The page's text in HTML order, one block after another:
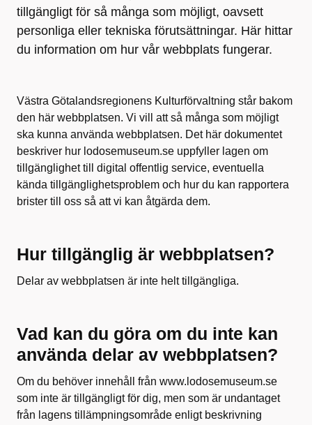
tillgängligt för så många som möjligt, oavsett
personliga eller tekniska förutsättningar. Här hittar
du information om hur vår webbplats fungerar.
Västra Götalandsregionens Kulturförvaltning står bakom
den här webbplatsen. Vi vill att så många som möjligt
ska kunna använda webbplatsen. Det här dokumentet
beskriver hur lodosemuseum.se uppfyller lagen om
tillgänglighet till digital offentlig service, eventuella
kända tillgänglighetsproblem och hur du kan rapportera
brister till oss så att vi kan åtgärda dem.
Hur tillgänglig är webbplatsen?
Delar av webbplatsen är inte helt tillgängliga.
Vad kan du göra om du inte kan
använda delar av webbplatsen?
Om du behöver innehåll från www.lodosemuseum.se
som inte är tillgängligt för dig, men som är undantaget
från lagens tillämpningsområde enligt beskrivning